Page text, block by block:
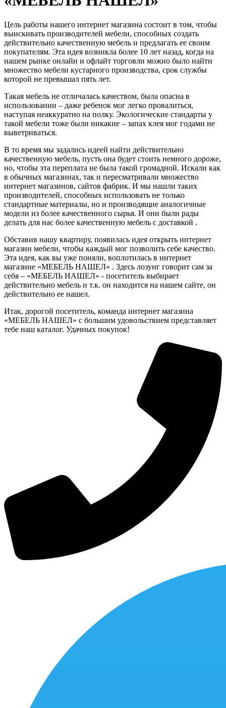
Цель работы нашего интернет магазина состоит в том, чтобы
выискивать производителей мебели, способных создать
действительно качественную мебель и предлагать ее своим
покупателям. Эта идея возникла более 10 лет назад, когда на
нашем рынке онлайн и офлайт торговли можно было найти
множество мебели кустарного производства, срок службы
которой не превышал пять лет.
Такая мебель не отличалась качеством, была опасна в
использовании – даже ребенок мог легко провалиться,
наступая неаккуратно на полку. Экологические стандарты у
такой мебели тоже были никакие – запах клея мог годами не
выветриваться.
В то время мы задались идеей найти действительно
качественную мебель, пусть она будет стоить немного дороже,
но, чтобы эта переплата не была такой громадной. Искали как
в обычных магазинах, так и пересматривали множество
интернет магазинов, сайтов фабрик. И мы нашли таких
производителей, способных использовать не только
стандартные материалы, но и производящие аналогичные
модели из более качественного сырья. И они были рады
делать для нас более качественную мебель с доставкой .
Обставив нашу квартиру, появилась идея открыть интернет
магазин мебели, чтобы каждый мог позволить себе качество.
Эта идея, как вы уже поняли, воплотилась в интернет
магазине «МЕБЕЛЬ НАШЕЛ» . Здесь лозунг говорит сам за
себя – «МЕБЕЛЬ НАШЕЛ» - посетитель выбирает
действительно мебель и т.к. он находится на нашем сайте, он
действительно ее нашел.
Итак, дорогой посетитель, команда интернет магазина
«МЕБЕЛЬ НАШЕЛ» с большим удовольствием представляет
тебе наш каталог. Удачных покупок!